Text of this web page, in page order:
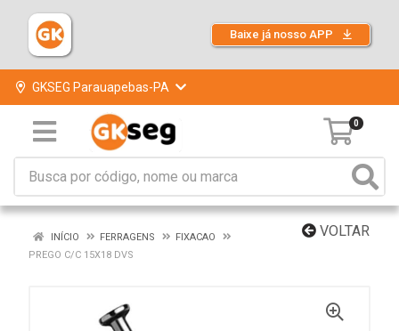
Baixe já nosso APP
GKSEG Parauapebas-PA
0
VOLTAR
INÍCIO FERRAGENS
FIXACAO
PREGO C/C 15X18 DVS